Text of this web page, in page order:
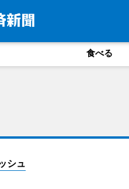
食べる
シュ